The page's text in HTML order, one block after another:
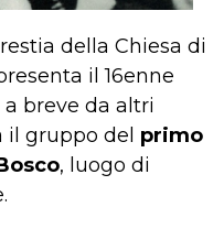
della Chiesa di
il 16enne
breve da altri
il gruppo del primo
, luogo di